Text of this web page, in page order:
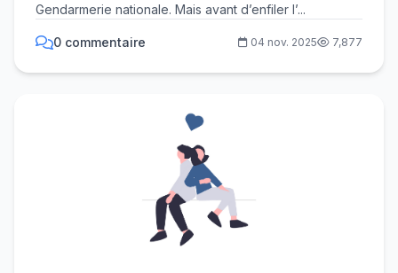
Gendarmerie nationale. Mais avant d’enfiler l’...
0 commentaire 04 nov. 2025 7,877